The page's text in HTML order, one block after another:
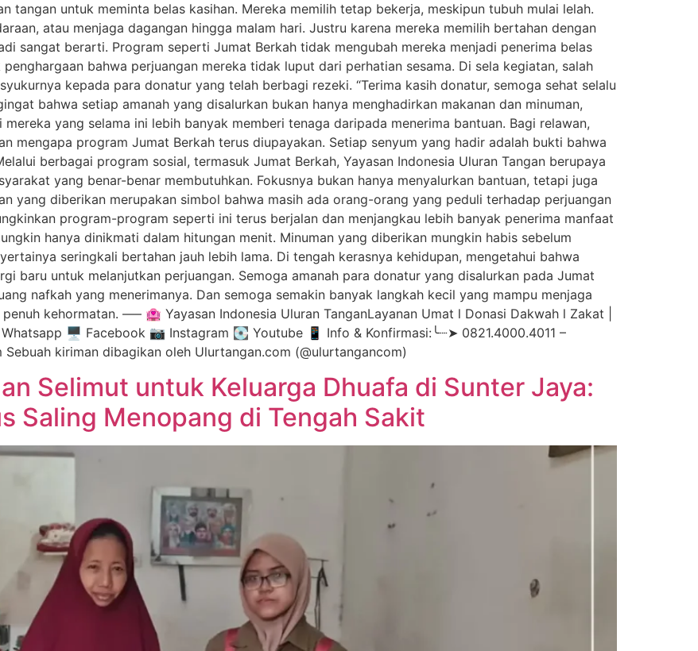
tangan untuk meminta belas kasihan. Mereka memilih tetap bekerja, meskipun tubuh mulai lelah.
atau menjaga dagangan hingga malam hari. Justru karena mereka memilih bertahan dengan
sangat berarti. Program seperti Jumat Berkah tidak mengubah mereka menjadi penerima belas
bahwa perjuangan mereka tidak luput dari perhatian sesama. Di sela kegiatan, salah
kepada para donatur yang telah berbagi rezeki. “Terima kasih donatur, semoga sehat selalu
bahwa setiap amanah yang disalurkan bukan hanya menghadirkan makanan dan minuman,
yang selama ini lebih banyak memberi tenaga daripada menerima bantuan. Bagi relawan,
mengapa program Jumat Berkah terus diupayakan. Setiap senyum yang hadir adalah bukti bahwa
berbagai program sosial, termasuk Jumat Berkah, Yayasan Indonesia Uluran Tangan berupaya
yang benar-benar membutuhkan. Fokusnya bukan hanya menyalurkan bantuan, tetapi juga
yang diberikan merupakan simbol bahwa masih ada orang-orang yang peduli terhadap perjuangan
program-program seperti ini terus berjalan dan menjangkau lebih banyak penerima manfaat
hanya dinikmati dalam hitungan menit. Minuman yang diberikan mungkin habis sebelum
seringkali bertahan jauh lebih lama. Di tengah kerasnya kehidupan, mengetahui bahwa
baru untuk melanjutkan perjuangan. Semoga amanah para donatur yang disalurkan pada Jumat
nafkah yang menerimanya. Dan semoga semakin banyak langkah kecil yang mampu menjaga
kehormatan. —– 🏩 Yayasan Indonesia Uluran TanganLayanan Umat l Donasi Dakwah l Zakat |
🖥️ Facebook 📷 Instagram 💽 Youtube 📱 Info & Konfirmasi:╰┈➤ 0821.4000.4011 –
kiriman dibagikan oleh Ulurtangan.com (@ulurtangancom)
Selimut untuk Keluarga Dhuafa di Sunter Jaya:
Saling Menopang di Tengah Sakit